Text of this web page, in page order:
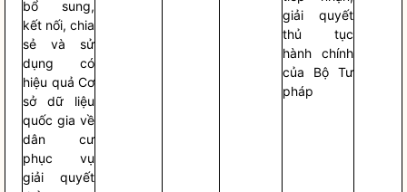
bổ sung,
kết nối, chia
sẻ và sử
dụng có
hiệu quả Cơ
sở dữ liệu
quốc gia về
dân cư
phục vụ
giải quyết
giải quyết
thủ tục
hành chính
của Bộ Tư
pháp